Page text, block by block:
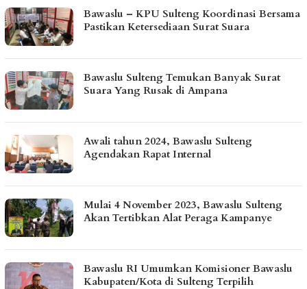
Bawaslu – KPU Sulteng Koordinasi Bersama
Pastikan Ketersediaan Surat Suara
Bawaslu Sulteng Temukan Banyak Surat
Suara Yang Rusak di Ampana
Awali tahun 2024, Bawaslu Sulteng
Agendakan Rapat Internal
Mulai 4 November 2023, Bawaslu Sulteng
Akan Tertibkan Alat Peraga Kampanye
Bawaslu RI Umumkan Komisioner Bawaslu
Kabupaten/Kota di Sulteng Terpilih